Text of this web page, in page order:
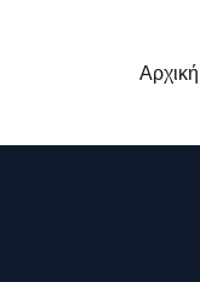
Αρχική